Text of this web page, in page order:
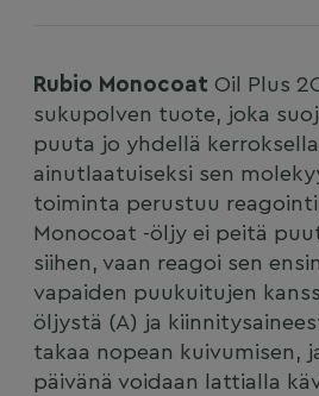
Rubio Monocoat Oil Plus
sukupolven tuote, joka
puuta jo yhdellä
ainutlaatuiseksi sen
toiminta perustuu
Monocoat -öljy ei peitä
siihen, vaan reagoi sen
vapaiden puukuitujen
öljystä (A) ja
takaa nopean kuivumisen,
päivänä voidaan lattialla